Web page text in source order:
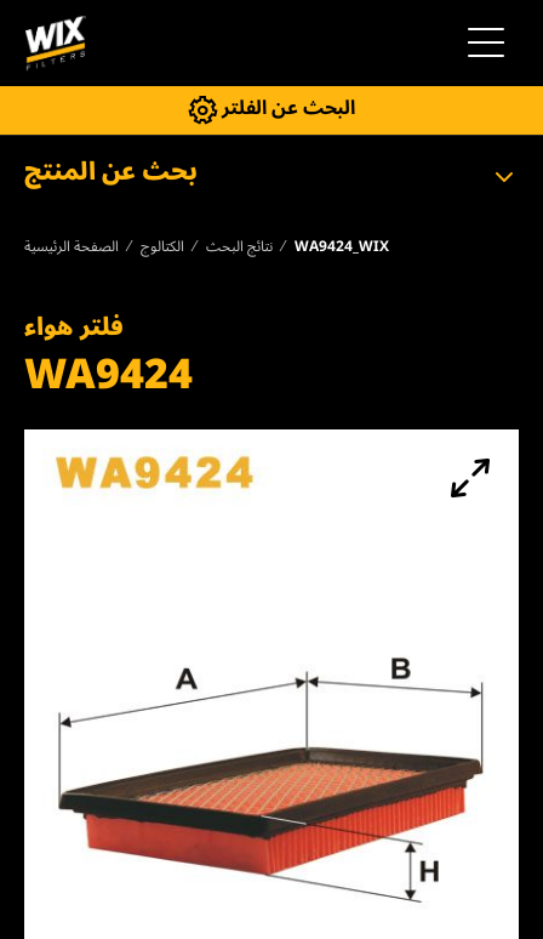
التنقل
البحث عن الفلتر
بحث عن المنتج
الصفحة الرئيسية الكتالوج نتائج البحث WA9424_WIX
فلتر هواء
WA9424